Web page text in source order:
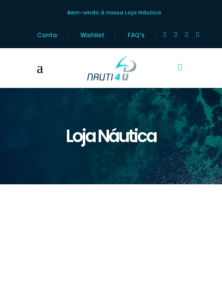
Bem-vindo à nossa Loja Náutica
Conta Wishlist FAQ’s
Loja Náutica